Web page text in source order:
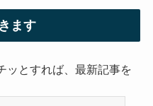
ます
ッとすれば、最新記事を